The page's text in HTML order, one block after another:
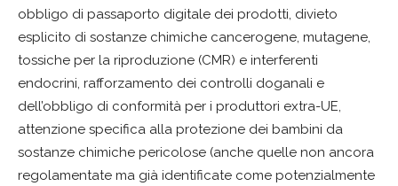
obbligo di passaporto digitale dei prodotti, divieto
esplicito di sostanze chimiche cancerogene, mutagene,
tossiche per la riproduzione (CMR) e interferenti
endocrini, rafforzamento dei controlli doganali e
dell’obbligo di conformità per i produttori extra-UE,
attenzione specifica alla protezione dei bambini da
sostanze chimiche pericolose (anche quelle non ancora
regolamentate ma già identificate come potenzialmente